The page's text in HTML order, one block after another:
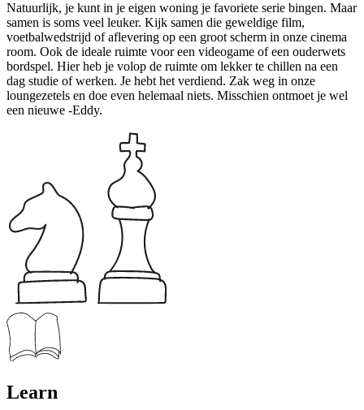
Natuurlijk, je kunt in je eigen woning je favoriete serie bingen. Maar
samen is soms veel leuker. Kijk samen die geweldige film,
voetbalwedstrijd of aflevering op een groot scherm in onze cinema
room. Ook de ideale ruimte voor een videogame of een ouderwets
bordspel. Hier heb je volop de ruimte om lekker te chillen na een
dag studie of werken. Je hebt het verdiend. Zak weg in onze
loungezetels en doe even helemaal niets. Misschien ontmoet je wel
een nieuwe -Eddy.
Learn